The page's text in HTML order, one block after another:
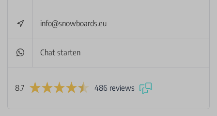
info@snowboards.eu
Chat starten
8.7 486 reviews